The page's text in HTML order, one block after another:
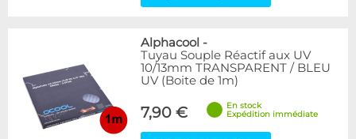
Alphacool -
Tuyau Souple Réactif aux UV
10/13mm TRANSPARENT / BLEU
UV (Boite de 1m)
7,90 €
En stock
Expédition immédiate